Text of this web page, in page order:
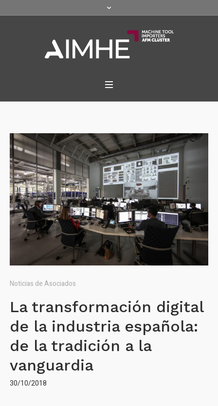
Noticias de Asociados
La transformación digital
de la industria española:
de la tradición a la
vanguardia
30/10/2018